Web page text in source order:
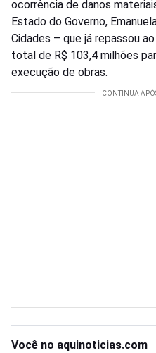
ocorrência de danos
Estado do Governo,
Cidades – que já repassou
total de R$ 103,4 milhões
execução de obras.
Você no aquinoticias.com